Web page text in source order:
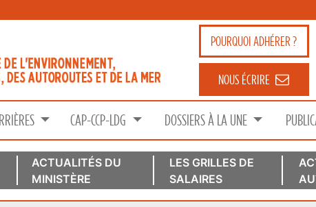
POURQUOIADHÉRER ?
NOUS ÉCRIRE
CAP-CCP-LDG DOSSIERS À LA UNE
ACTUALITÉS DU
MINISTÈRE
LES GRILLES DE
SALAIRES